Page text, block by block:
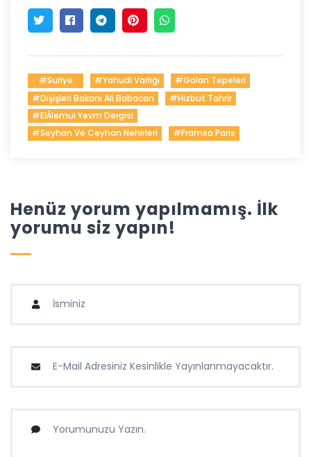
#Suriye #Yahudi Varlığı
#Golan Tepeleri
#Dışişleri Bakanı Ali Babacan
#Hizbut Tahrir
#elÂlemul Yevm Dergisi
#Seyhan Ve Ceyhan Nehirleri
#Framsa Paris
Henüz yorum yapılmamış. İlk
yorumu siz yapın!